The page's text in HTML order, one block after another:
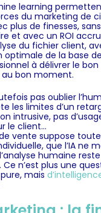
learning
du marketing de
plus de finesses,
et avec un ROI
du fichier client,
de la base
à délivrer le
bon moment.
pas oublier
les limites d’un
intrusive, pas
le client…
vente suppose
que l’IA ne
humaine reste
Ce n’est plus une
mais